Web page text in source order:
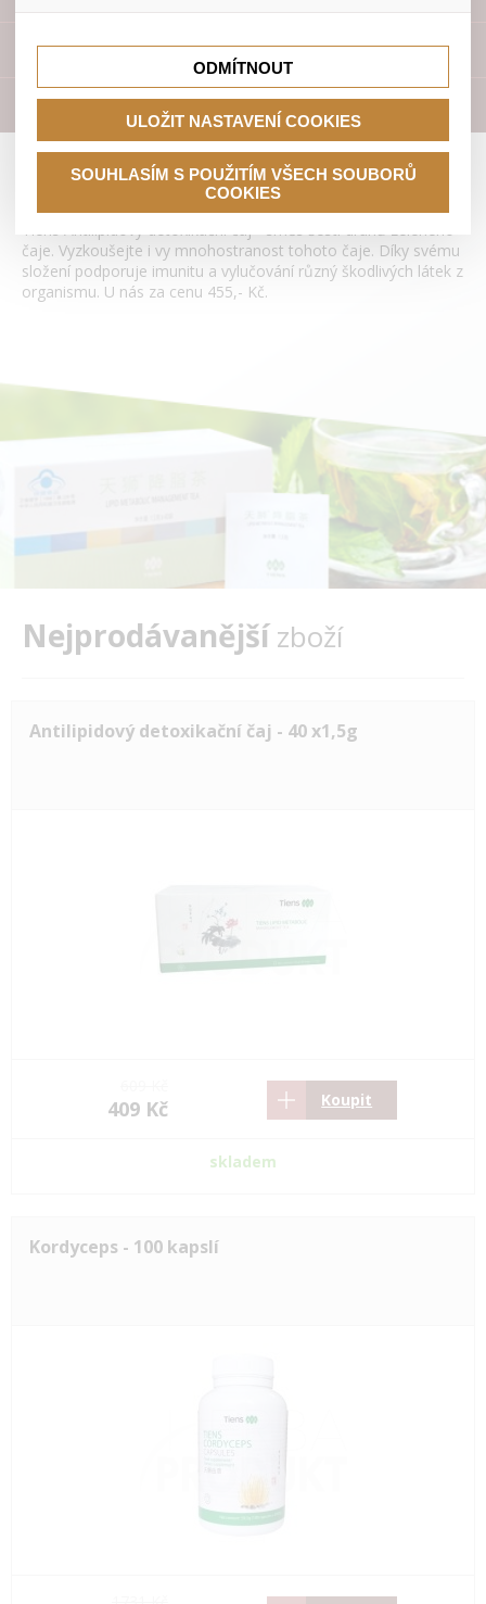
Přístroje
Antilipidový detoxikační čaj Tianshi
Tiens Antilipidový detoxikační čaj - směs šesti druhů zeleného
čaje. Vyzkoušejte i vy mnohostranost tohoto čaje. Díky svému
složení podporuje imunitu a vylučování různý škodlivých látek z
organismu. U nás za cenu 455,- Kč.
Nejprodávanějšízboží
Antilipidový detoxikační čaj - 40 x1,5g
409 Kč Koupit
skladem
Kordyceps - 100 kapslí
se nevhodným doporučením produktů či jiným
nedůležitým nabídkám.
marketingové kampaně.
ODMÍTNOUT
ULOŽIT NASTAVENÍ COOKIES
SOUHLASÍM S POUŽITÍM VŠECH SOUBORŮ
COOKIES